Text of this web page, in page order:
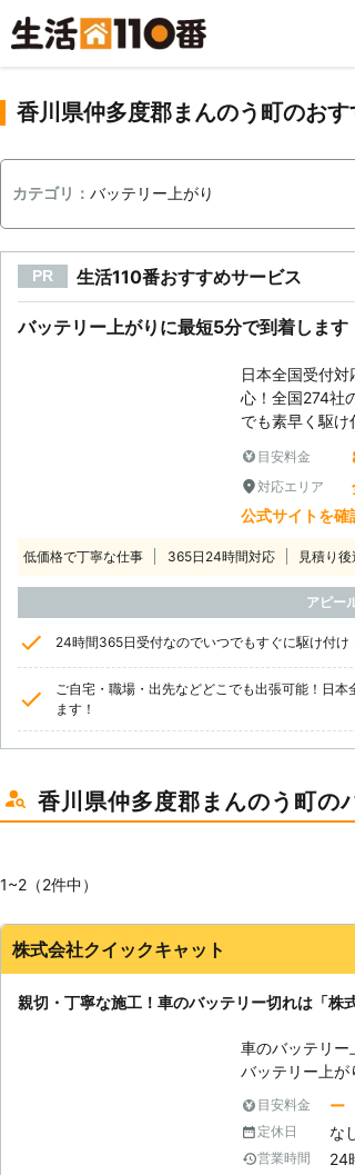
香川県仲多度郡まんのう町のお
カテゴリ： バッテリー上がり
PR 生活110番おすすめサービス
バッテリー上がりに最短5分で到着します
日本全国受付
心！全国274社
でも素早く駆け
目安料金
対応エリア
公式サイトを確
低価格で丁寧な仕事 365日24時間対応 見積り
アピー
24時間365日受付なのでいつでもすぐに駆け付け
ご自宅・職場・出先などどこでも出張可能！日
ます！
香川県仲多度郡まんのう町の
1~2（2件中）
株式会社クイックキャット
親切・丁寧な施工！車のバッテリー切れは「株
車のバッテリー
バッテリー上が
りを引き起こ
でも解消する必要があるのです。
は、「株式会社ク
ーが上がるのは
目安料金 ー
定休日 な
営業時間 24